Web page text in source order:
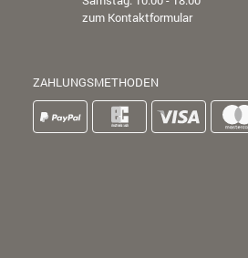
zum Kontaktformular
ZAHLUNGSMETHODEN